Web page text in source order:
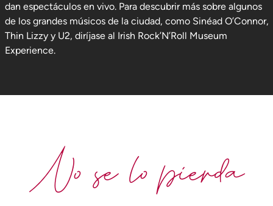
dan espectáculos en vivo. Para descubrir más sobre algunos
de los grandes músicos de la ciudad, como Sinéad O’Connor,
Thin Lizzy y U2, diríjase al Irish Rock’N’Roll Museum
Experience.
No se lo pierda